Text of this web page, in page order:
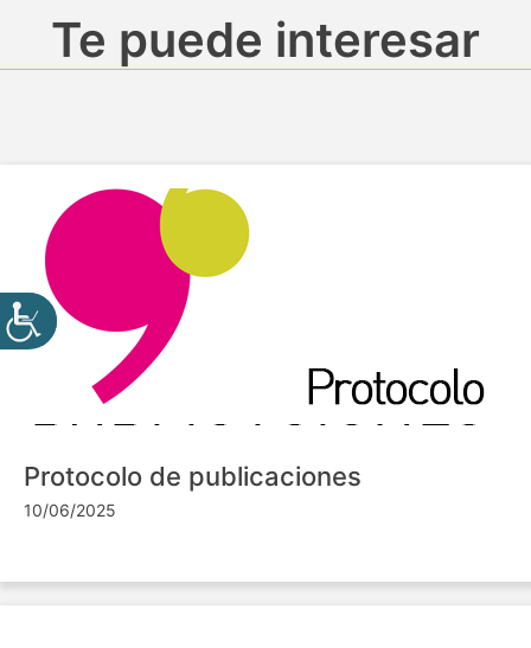
Te puede interesar
Protocolo de publicaciones
10/06/2025